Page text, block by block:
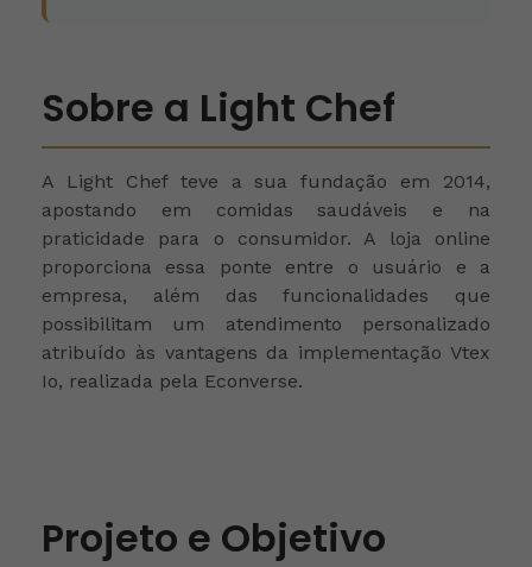
Sobre a Light Chef
A Light Chef teve a sua fundação em 2014,
apostando em comidas saudáveis e na
praticidade para o consumidor. A loja online
proporciona essa ponte entre o usuário e a
empresa, além das funcionalidades que
possibilitam um atendimento personalizado
atribuído às vantagens da implementação Vtex
Io, realizada pela Econverse.
Projeto e Objetivo